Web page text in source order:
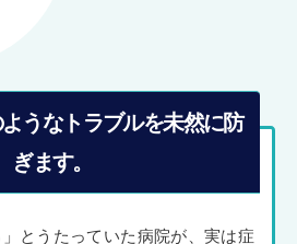
うなトラブルを未然に防
ぎます。
」とうたっていた病院が、実は症